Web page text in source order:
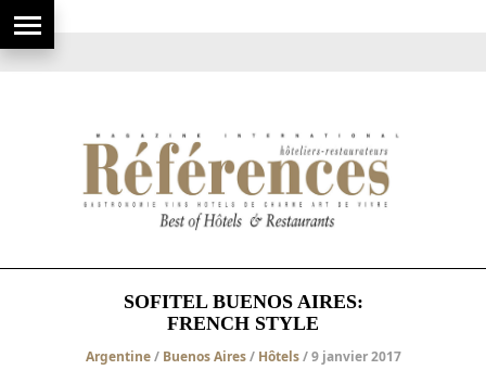
SOFITEL BUENOS AIRES:
FRENCH STYLE
Argentine/ Buenos Aires/ Hôtels/ 9 janvier 2017